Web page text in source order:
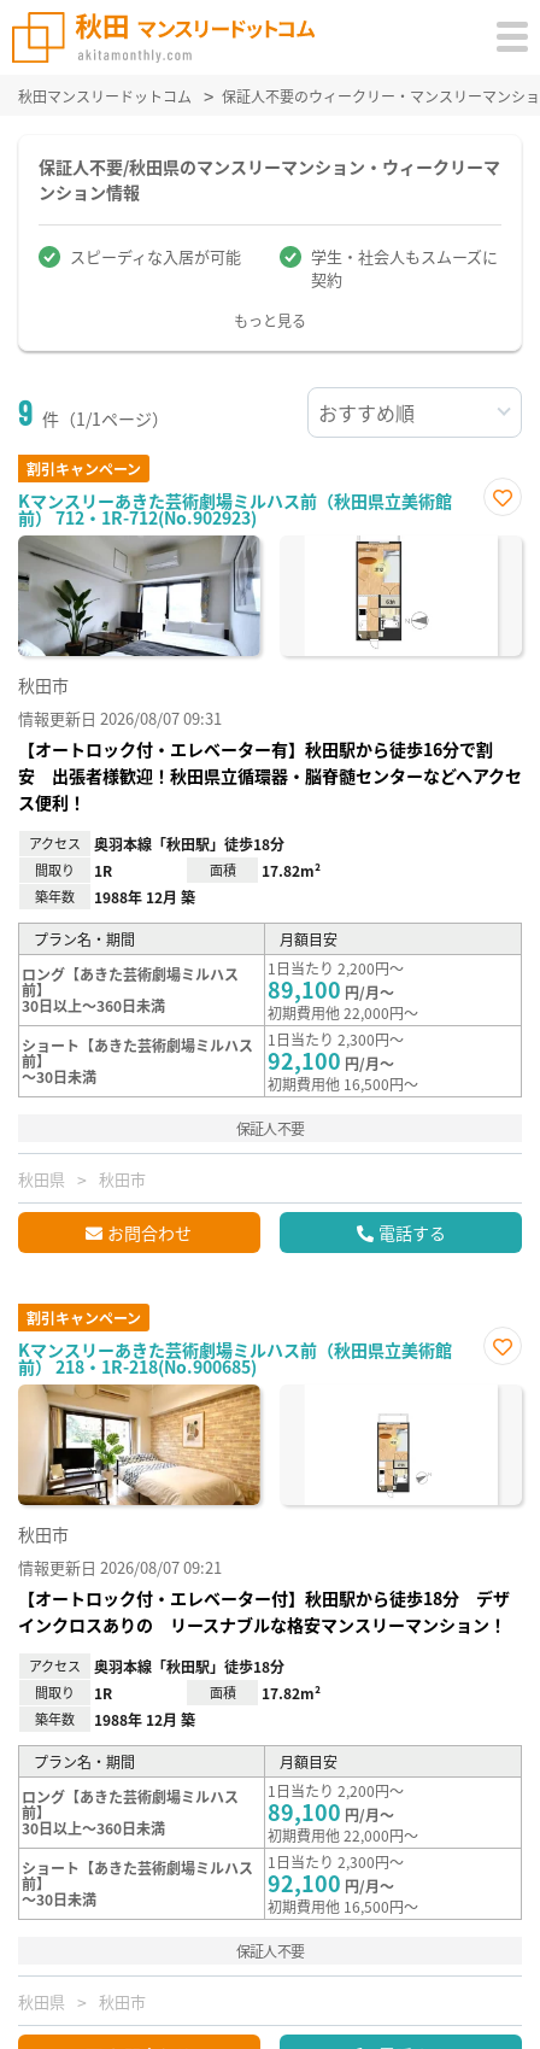
秋田マンスリードットコム 保証人不要のウィークリー・マンスリーマンシ
保証人不要/秋田県のマンスリーマンション・ウィークリーマ
ンション情報
スピーディな入居が可能
学生・社会人もスムーズに
契約
もっと見る
9 件（1/1ページ）
割引キャンペーン
Kマンスリーあきた芸術劇場ミルハス前（秋田県立美術館
前） 712・1R-712(No.902923)
に入
秋田市
情報更新日 2026/08/07 09:31
【オートロック付・エレベーター有】秋田駅から徒歩16分で割
安 出張者様歓迎！秋田県立循環器・脳脊髄センターなどへアクセ
ス便利！
アクセス 奥羽本線「秋田駅」徒歩18分
間取り 1R 面積 17.82m²
築年数 1988年 12月 築
プラン名・期間
月額目安
ロング【あきた芸術劇場ミルハス
前】
30日以上～360日未満
1日当たり 2,200円～
89,100 円/月～
初期費用他 22,000円～
ショート【あきた芸術劇場ミルハス
前】
～30日未満
1日当たり 2,300円～
92,100 円/月～
初期費用他 16,500円～
保証人不要
秋田県 秋田市
お問合わせ 電話する
割引キャンペーン
Kマンスリーあきた芸術劇場ミルハス前（秋田県立美術館
前） 218・1R-218(No.900685)
に入
秋田市
情報更新日 2026/08/07 09:21
【オートロック付・エレベーター付】秋田駅から徒歩18分 デザ
インクロスありの リースナブルな格安マンスリーマンション！
アクセス 奥羽本線「秋田駅」徒歩18分
間取り 1R 面積 17.82m²
築年数 1988年 12月 築
プラン名・期間
月額目安
ロング【あきた芸術劇場ミルハス
前】
30日以上～360日未満
1日当たり 2,200円～
89,100 円/月～
初期費用他 22,000円～
ショート【あきた芸術劇場ミルハス
前】
～30日未満
1日当たり 2,300円～
92,100 円/月～
初期費用他 16,500円～
保証人不要
秋田県 秋田市